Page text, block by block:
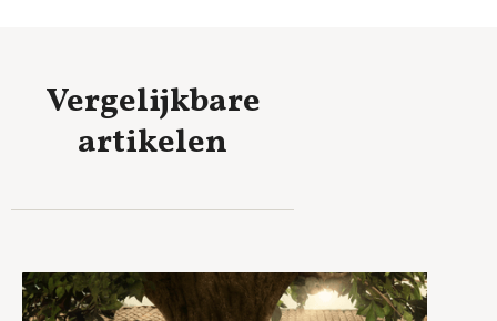
Vergelijkbare
artikelen